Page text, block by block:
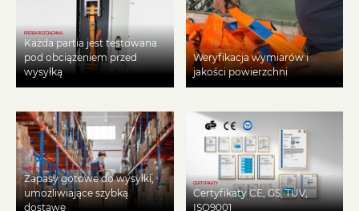
PRÓBA ROZCIĄGANIA
Każda partia jest testowana
pod obciążeniem przed
wysyłką
KONTROLA SPRZĘTU
Weryfikacja wymiarów i
jakości powierzchni
MAGAZYNOWANIE WYROBÓW GOTOWYCH
Zapasy gotowe do wysyłki,
umożliwiające szybką
dostawę
CERTYFIKATY
Certyfikaty CE, GS, TUV,
ISO9001